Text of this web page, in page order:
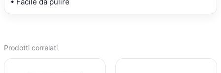
Prodotti correlati